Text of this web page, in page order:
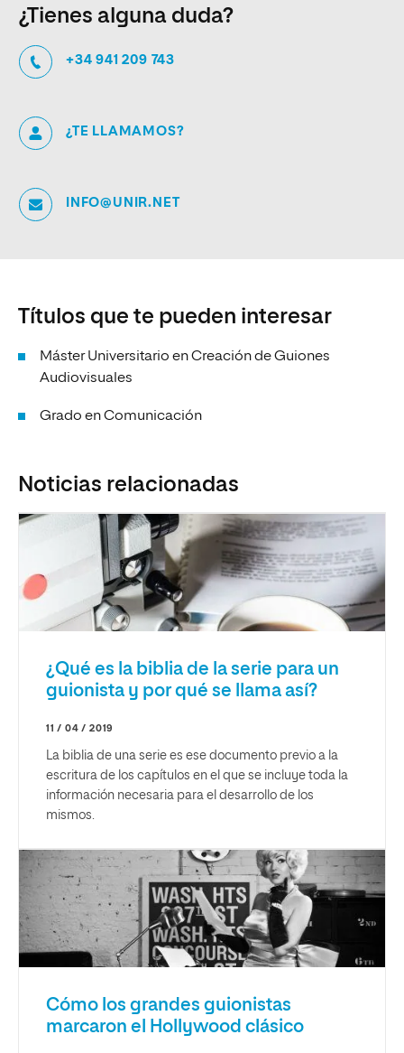
¿Tienes alguna duda?
+34 941 209 743
¿TE LLAMAMOS?
INFO@UNIR.NET
Títulos que te pueden interesar
Máster Universitario en Creación de Guiones
Audiovisuales
Grado en Comunicación
Noticias relacionadas
¿Qué es la biblia de la serie para un
guionista y por qué se llama así?
11 / 04 / 2019
La biblia de una serie es ese documento previo a la
escritura de los capítulos en el que se incluye toda la
información necesaria para el desarrollo de los
mismos.
Cómo los grandes guionistas
marcaron el Hollywood clásico